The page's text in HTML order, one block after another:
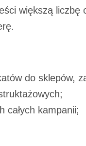
większą
do sklepów,
całych kampanii;